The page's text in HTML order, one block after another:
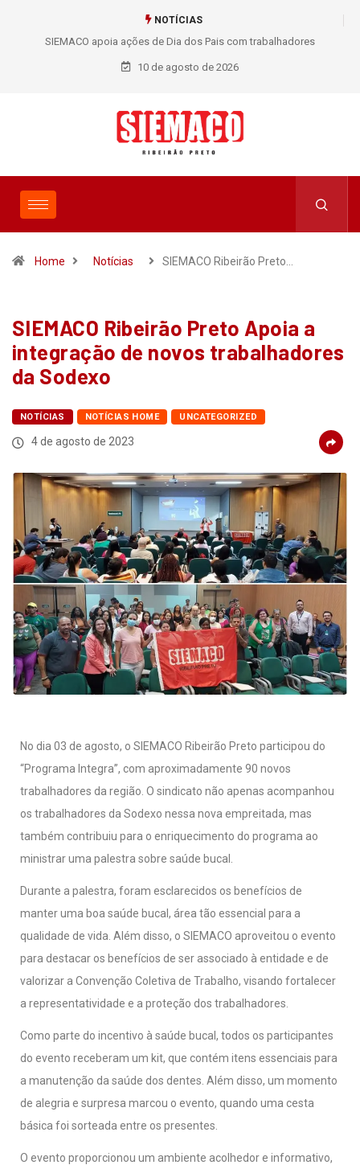
NOTÍCIAS
SIEMACO apoia ações de Dia dos Pais com trabalhadores
10 de agosto de 2026
Home Notícias SIEMACO Ribeirão Preto…
SIEMACO Ribeirão Preto Apoia a
integração de novos trabalhadores
da Sodexo
NOTÍCIAS NOTÍCIAS HOME UNCATEGORIZED
4 de agosto de 2023
No dia 03 de agosto, o SIEMACO Ribeirão Preto participou do
“Programa Integra”, com aproximadamente 90 novos
trabalhadores da região. O sindicato não apenas acompanhou
os trabalhadores da Sodexo nessa nova empreitada, mas
também contribuiu para o enriquecimento do programa ao
ministrar uma palestra sobre saúde bucal.
Durante a palestra, foram esclarecidos os benefícios de
manter uma boa saúde bucal, área tão essencial para a
qualidade de vida. Além disso, o SIEMACO aproveitou o evento
para destacar os benefícios de ser associado à entidade e de
valorizar a Convenção Coletiva de Trabalho, visando fortalecer
a representatividade e a proteção dos trabalhadores.
Como parte do incentivo à saúde bucal, todos os participantes
do evento receberam um kit, que contém itens essenciais para
a manutenção da saúde dos dentes. Além disso, um momento
de alegria e surpresa marcou o evento, quando uma cesta
básica foi sorteada entre os presentes.
O evento proporcionou um ambiente acolhedor e informativo,